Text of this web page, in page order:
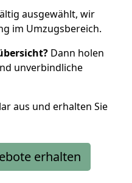
ausgewählt, wir
im Umzugsbereich.
Dann holen
unverbindliche
aus und erhalten Sie
erhalten